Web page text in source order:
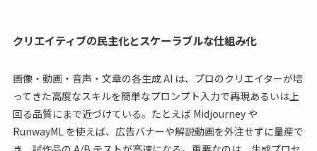
クリエイティブの民主化とスケーラブルな仕組み化
画像・動画・音声・文章の各生成 AI は、プロのクリエイターが培
ってきた高度なスキルを簡単なプロンプト入力で再現あるいは上
回る品質にまで近づけている。たとえば Midjourney や
RunwayML を使えば、広告バナーや解説動画を外注せずに量産で